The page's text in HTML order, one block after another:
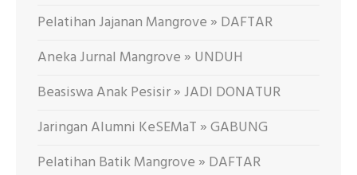
Pelatihan Jajanan Mangrove » DAFTAR
Aneka Jurnal Mangrove » UNDUH
Beasiswa Anak Pesisir » JADI DONATUR
Jaringan Alumni KeSEMaT » GABUNG
Pelatihan Batik Mangrove » DAFTAR